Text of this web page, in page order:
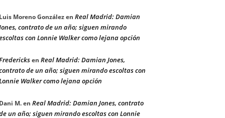
Luis Moreno Gonzálezen Real Madrid: Damian
contrato de un año; siguen mirando
con Lonnie Walker como lejana opción
en Real Madrid: Damian Jones,
de un año; siguen mirando escoltas con
Walker como lejana opción
Dani M.en Real Madrid: Damian Jones, contrato
un año; siguen mirando escoltas con Lonnie